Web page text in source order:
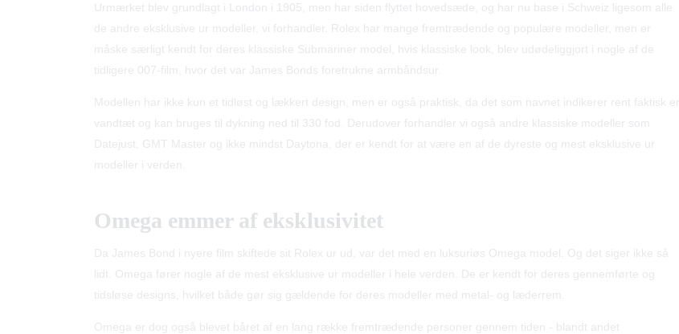
Urmærket blev grundlagt i London i 1905, men har siden flyttet hovedsæde, og har nu base i Schweiz ligesom alle
de andre eksklusive ur modeller, vi forhandler. Rolex har mange fremtrædende og populære modeller, men er
måske særligt kendt for deres klassiske Submariner model, hvis klassiske look, blev udødeliggjort i nogle af de
tidligere 007-film, hvor det var James Bonds foretrukne armbåndsur.
Modellen har ikke kun et tidløst og lækkert design, men er også praktisk, da det som navnet indikerer rent faktisk er
vandtæt og kan bruges til dykning ned til 330 fod. Derudover forhandler vi også andre klassiske modeller som
Datejust, GMT Master og ikke mindst Daytona, der er kendt for at være en af de dyreste og mest eksklusive ur
modeller i verden.
Omega emmer af eksklusivitet
Da James Bond i nyere film skiftede sit Rolex ur ud, var det med en luksuriøs Omega model. Og det siger ikke så
lidt. Omega fører nogle af de mest eksklusive ur modeller i hele verden. De er kendt for deres gennemførte og
tidsløse designs, hvilket både gør sig gældende for deres modeller med metal- og læderrem.
Omega er dog også blevet båret af en lang række fremtrædende personer gennem tiden - blandt andet